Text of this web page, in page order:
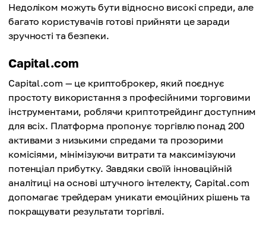
Недоліком можуть бути відносно високі спреди, але
багато користувачів готові прийняти це заради
зручності та безпеки.
Capital.com
Capital.com — це криптоброкер, який поєднує
простоту використання з професійними торговими
інструментами, роблячи криптотрейдинг доступним
для всіх. Платформа пропонує торгівлю понад 200
активами з низькими спредами та прозорими
комісіями, мінімізуючи витрати та максимізуючи
потенціал прибутку. Завдяки своїй інноваційній
аналітиці на основі штучного інтелекту, Capital.com
допомагає трейдерам уникати емоційних рішень та
покращувати результати торгівлі.